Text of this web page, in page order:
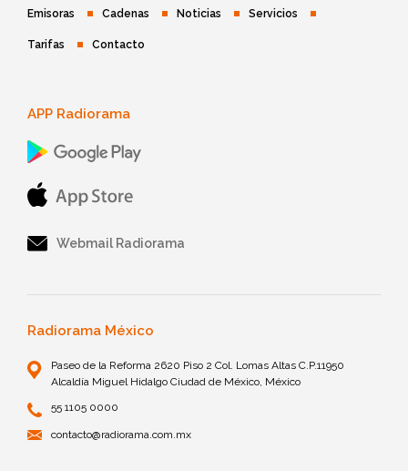
Emisoras Cadenas Noticias Servicios
Tarifas Contacto
APP Radiorama
Webmail Radiorama
Radiorama México
Paseo de la Reforma 2620 Piso 2 Col. Lomas Altas C.P.11950
Alcaldía Miguel Hidalgo Ciudad de México, México
55 1105 0000
contacto@radiorama.com.mx